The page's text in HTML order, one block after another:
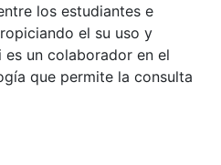
los estudiantes e
el su uso y
es un colaborador en el
que permite la consulta